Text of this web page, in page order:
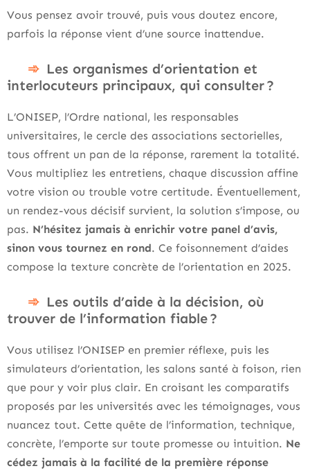
Vous pensez avoir trouvé, puis vous doutez encore,
parfois la réponse vient d’une source inattendue.
Les organismes d’orientation et
interlocuteurs principaux, qui consulter ?
L’ONISEP, l’Ordre national, les responsables
universitaires, le cercle des associations sectorielles,
tous offrent un pan de la réponse, rarement la totalité.
Vous multipliez les entretiens, chaque discussion affine
votre vision ou trouble votre certitude. Éventuellement,
un rendez-vous décisif survient, la solution s’impose, ou
pas. N’hésitez jamais à enrichir votre panel d’avis,
sinon vous tournez en rond. Ce foisonnement d’aides
compose la texture concrète de l’orientation en 2025.
Les outils d’aide à la décision, où
trouver de l’information fiable ?
Vous utilisez l’ONISEP en premier réflexe, puis les
simulateurs d’orientation, les salons santé à foison, rien
que pour y voir plus clair. En croisant les comparatifs
proposés par les universités avec les témoignages, vous
nuancez tout. Cette quête de l’information, technique,
concrète, l’emporte sur toute promesse ou intuition. Ne
cédez jamais à la facilité de la première réponse